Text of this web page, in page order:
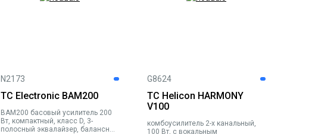
N2173
TC Electronic BAM200
BAM200 басовый усилитель 200
Вт, компактный, класс D, 3-
полосный эквалайзер, балансный
G8624
TC Helicon HARMONY
V100
комбоусилитель 2-х канальный,
100 Вт, с вокальным